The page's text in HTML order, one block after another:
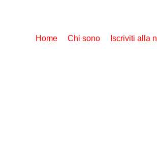
Home Chi sono Iscriviti alla